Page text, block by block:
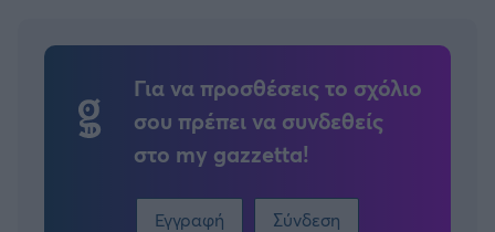
Για να προσθέσεις το σχόλιο
σου πρέπει να συνδεθείς
στο my gazzetta!
Εγγραφή Σύνδεση